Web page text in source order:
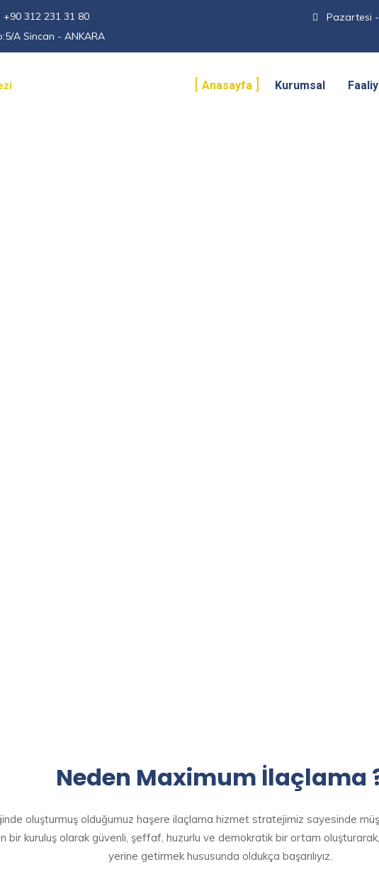
+90 312 231 31 80
A Sincan - ANKARA
Pazartesi
Anasayfa Kurumsal
Neden Maximum İlaçlama
oluşturmuş olduğumuz haşere ilaçlama hizmet stratejimiz sayesinde
bir kuruluş olarak güvenli, şeffaf, huzurlu ve demokratik bir ortam
yerine getirmek hususunda oldukça başarılıyız.